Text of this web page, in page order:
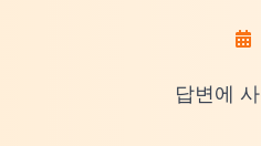
답변에